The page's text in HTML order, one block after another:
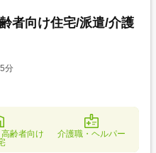
者向け住宅/派遣/介護
分
齢者向け
介護職・ヘルパー